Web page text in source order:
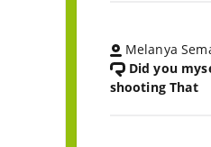
Melanya
Did you
shooting That